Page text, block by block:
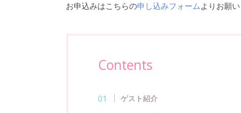
お申込みはこちらの申し込みフォームよりお願
Contents
ゲスト紹介